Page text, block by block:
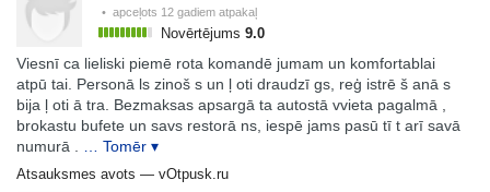
• apceļots 12 gadiem atpakaļ
Novērtējums 9.0
Viesnī ca lieliski piemē rota komandē jumam un komfortablai
atpū tai. Personā ls zinoš s un ļ oti draudzī gs, reģ istrē š anā s
bija ļ oti ā tra. Bezmaksas apsargā ta autostā vvieta pagalmā ,
brokastu bufete un savs restorā ns, iespē jams pasū tī t arī savā
numurā .
… Tomēr ▾
Atsauksmes avots — vOtpusk.ru